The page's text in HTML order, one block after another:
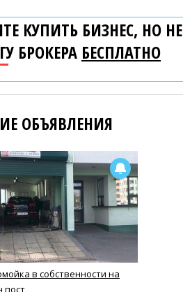
КУПИТЬ БИЗНЕС, НО
БРОКЕРА БЕСПЛАТНО
ОБЪЯВЛЕНИЯ
в собственности на
пост